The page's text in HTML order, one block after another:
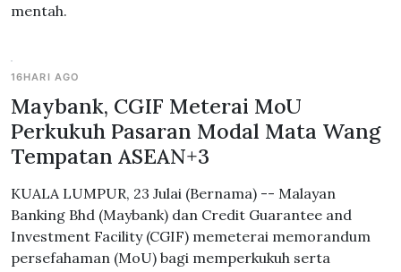
mentah.
16HARI AGO
Maybank, CGIF Meterai MoU
Perkukuh Pasaran Modal Mata Wang
Tempatan ASEAN+3
KUALA LUMPUR, 23 Julai (Bernama) -- Malayan
Banking Bhd (Maybank) dan Credit Guarantee and
Investment Facility (CGIF) memeterai memorandum
persefahaman (MoU) bagi memperkukuh serta